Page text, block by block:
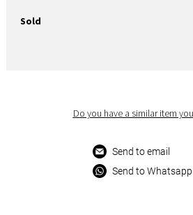
Sold
Do you have a similar item
Send to email
Send to Whatsapp